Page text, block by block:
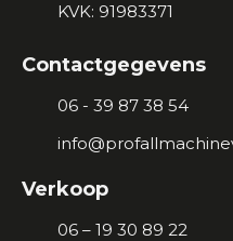
KVK: 91983371
Contactgegevens
06 - 39 87 38 54
Verkoop
06 – 19 30 89 22